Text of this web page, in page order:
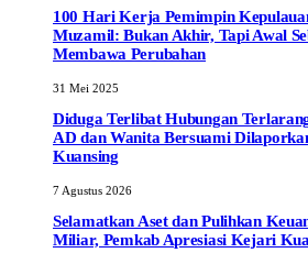
100 Hari Kerja Pemimpin
Muzamil: Bukan Akhir, Tapi Awal
Membawa Perubahan
31 Mei 2025
Diduga Terlibat Hubungan
AD dan Wanita Bersuami
Kuansing
7 Agustus 2026
Selamatkan Aset dan Pulihkan
Miliar, Pemkab Apresiasi Kejari